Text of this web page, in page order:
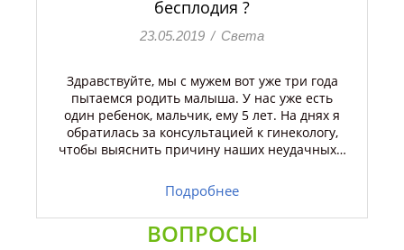
бесплодия ?
23.05.2019 / Света
Здравствуйте, мы с мужем вот уже три года
пытаемся родить малыша. У нас уже есть
один ребенок, мальчик, ему 5 лет. На днях я
обратилась за консультацией к гинекологу,
чтобы выяснить причину наших неудачных…
Подробнее
ВОПРОСЫ